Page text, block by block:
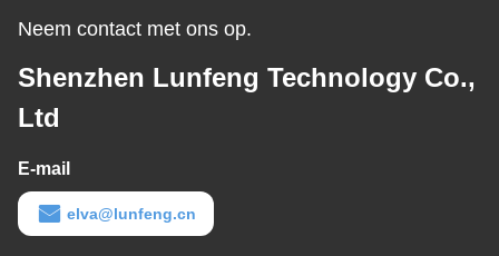
Neem contact met ons op.
Shenzhen Lunfeng Technology Co.,
Ltd
E-mail
elva@lunfeng.cn